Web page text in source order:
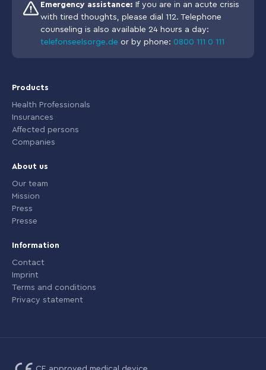
Emergency assistance: If you are in an acute crisis
with tired thoughts, please dial 112. Telephone
counseling is also available 24 hours a day:
telefonseelsorge.de or by phone: 0800 111 0 111
Products
Health Professionals
Insurances
Affected persons
Companies
About us
Our team
Mission
Press
Presse
Information
Contact
Imprint
Terms and conditions
Privacy statement